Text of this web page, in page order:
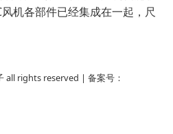
机各部件已经集成在一起，尺
rights reserved | 备案号：